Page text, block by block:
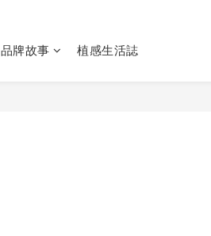
品牌故事 植感生活誌